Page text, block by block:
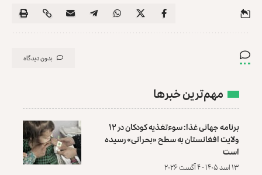
بدون دیدگاه
مهم‌ترین خبرها
برنامه جهانی غذا: سوءتغذیه کودکان در ۱۲
ولایت افغانستان به سطح «بحرانی» رسیده
است
۱۳ اسد ۱۴۰۵ - ۴ آگست ۲۰۲۶